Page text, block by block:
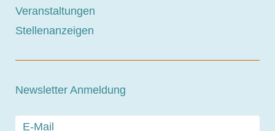
Veranstaltungen
Stellenanzeigen
Newsletter Anmeldung